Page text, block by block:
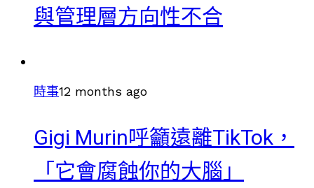
與管理層方向性不合
時事12 months ago
Gigi Murin呼籲遠離TikTok，
「它會腐蝕你的大腦」